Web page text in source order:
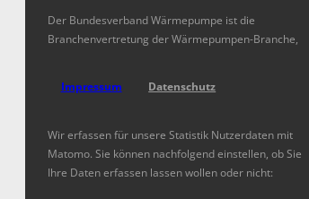
Der Bundesverband Wärmepumpe ist die
Branchenvertretung der Wärmepumpen-Branche,
Impressum Datenschutz
Wir erfassen für unsere Statistik Nutzerdaten mit
Matomo. Sie können nachfolgend einstellen, ob Sie
Ihre Daten erfassen lassen wollen oder nicht: